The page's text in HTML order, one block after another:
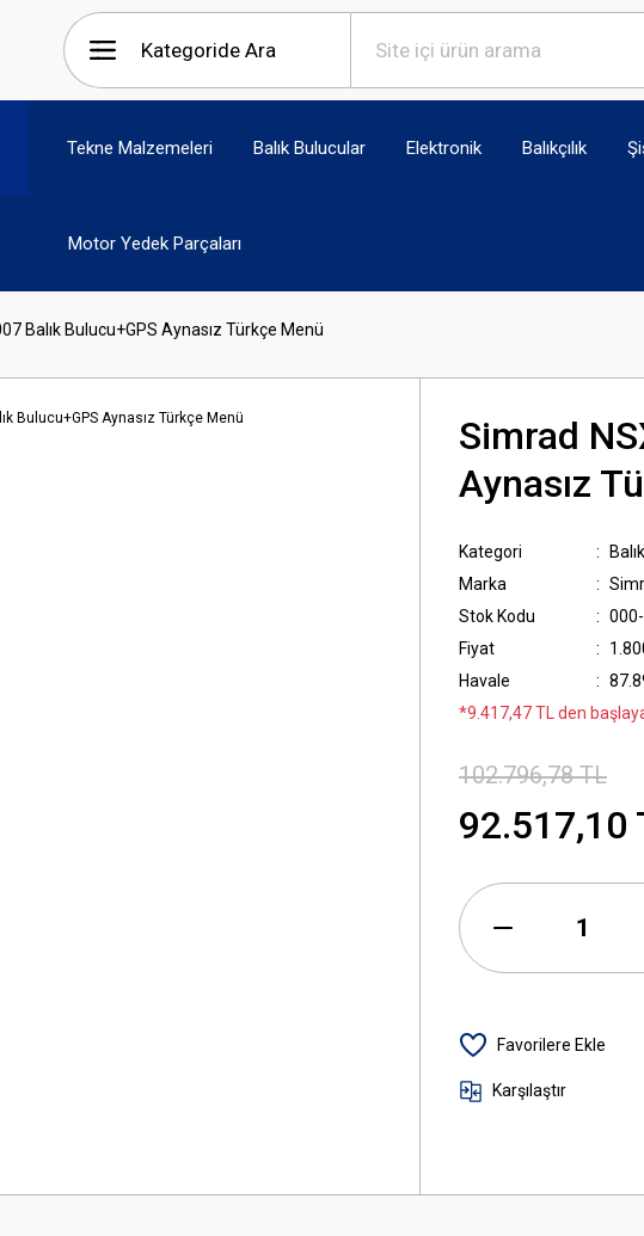
Tekne Malzemeleri Balık Bulucular Elektronik Balıkçılık
Motor Yedek Parçaları
Balık Bulucu+GPS Aynasız Türkçe Menü
Simrad
Aynasız
Kategori
Marka
Stok Kodu
Fiyat
Havale
*9.417,47 TL den
102.796,78 TL
92.517,10
Karşılaştır